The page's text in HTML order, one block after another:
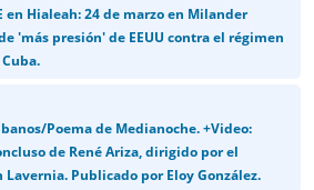
en Hialeah: 24 de marzo en Milander
'más presión' de EEUU contra el régimen
Poema de Medianoche. +Video:
de René Ariza, dirigido por el
Publicado por Eloy González.